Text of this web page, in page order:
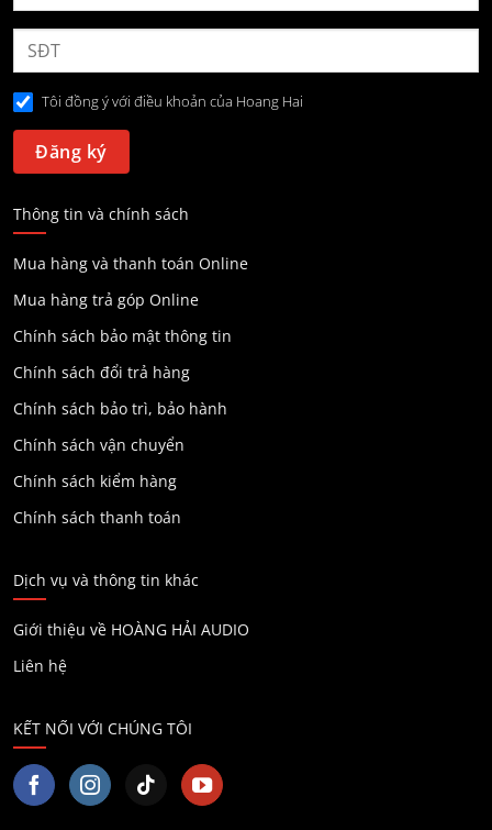
Tôi đồng ý với điều khoản của Hoang Hai
Thông tin và chính sách
Mua hàng và thanh toán Online
Mua hàng trả góp Online
Chính sách bảo mật thông tin
Chính sách đổi trả hàng
Chính sách bảo trì, bảo hành
Chính sách vận chuyển
Chính sách kiểm hàng
Chính sách thanh toán
Dịch vụ và thông tin khác
Giới thiệu về HOÀNG HẢI AUDIO
Liên hệ
KẾT NỐI VỚI CHÚNG TÔI